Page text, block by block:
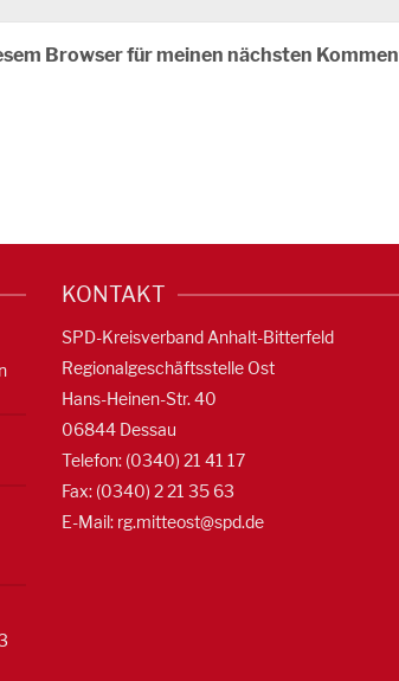
Browser für meinen nächsten
KONTAKT
SPD-Kreisverband Anhalt-Bitterfeld
Regionalgeschäftsstelle Ost
Hans-Heinen-Str. 40
06844 Dessau
Telefon: (0340) 21 41 17
Fax: (0340) 2 21 35 63
E-Mail: rg.mitteost@spd.de